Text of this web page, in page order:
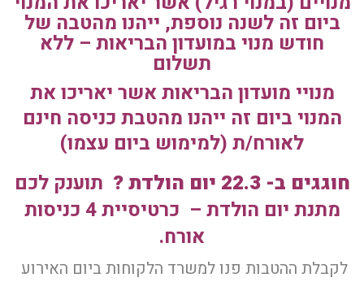
ביום זה לשנה נוספת, ייהנו מהטבה של
חודש מנוי במועדון הבריאות – ללא
תשלום
מנויי מועדון הבריאות אשר יאריכו את
המנוי ביום זה ייהנו מהטבת כניסה חינם
לאורח/ת (למימוש ביום עצמו)
חוגגים ב- 22.3 יום הולדת ?
תוענק לכם
מתנת יום הולדת – כרטיסיית 4 כניסות
אורח.
לקבלת ההטבות פנו למשרד הלקוחות ביום האירוע